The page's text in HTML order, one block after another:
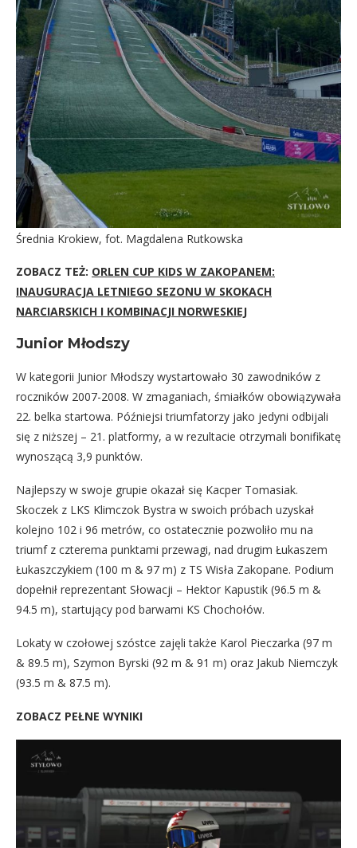
Średnia Krokiew, fot. Magdalena Rutkowska
ZOBACZ TEŻ: ORLEN CUP KIDS W ZAKOPANEM:
INAUGURACJA LETNIEGO SEZONU W SKOKACH
NARCIARSKICH I KOMBINACJI NORWESKIEJ
Junior Młodszy
W kategorii Junior Młodszy wystartowało 30 zawodników z
roczników 2007-2008. W zmaganiach, śmiałków obowiązywała
22. belka startowa. Późniejsi triumfatorzy jako jedyni odbijali
się z niższej – 21. platformy, a w rezultacie otrzymali bonifikatę
wynoszącą 3,9 punktów.
Najlepszy w swoje grupie okazał się Kacper Tomasiak.
Skoczek z LKS Klimczok Bystra w swoich próbach uzyskał
kolejno 102 i 96 metrów, co ostatecznie pozwoliło mu na
triumf z czterema punktami przewagi, nad drugim Łukaszem
Łukaszczykiem (100 m & 97 m) z TS Wisła Zakopane. Podium
dopełnił reprezentant Słowacji – Hektor Kapustik (96.5 m &
94.5 m), startujący pod barwami KS Chochołów.
Lokaty w czołowej szóstce zajęli także Karol Pieczarka (97 m
& 89.5 m), Szymon Byrski (92 m & 91 m) oraz Jakub Niemczyk
(93.5 m & 87.5 m).
ZOBACZ PEŁNE WYNIKI